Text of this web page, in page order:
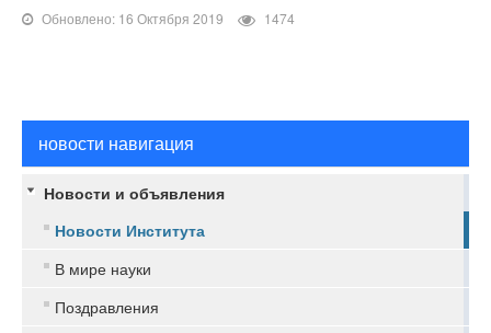
Обновлено: 16 Октября 2019 1474
новости навигация
Новости и объявления
Новости Института
В мире науки
Поздравления